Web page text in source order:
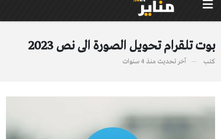
بوت تلقرام تحويل الصورة الى نص 2023
كتب آخر تحديث منذ 4 سنوات